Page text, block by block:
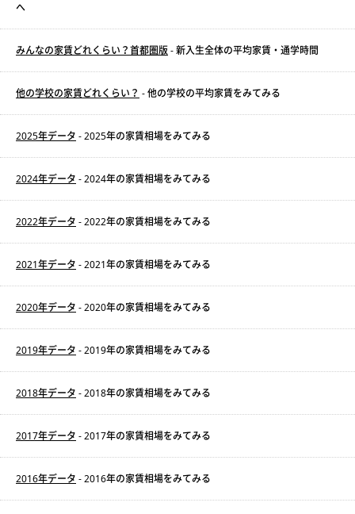
へ
みんなの家賃どれくらい？首都圏版- 新入生全体の平均家賃・通学時間
他の学校の家賃どれくらい？ - 他の学校の平均家賃をみてみる
2025年データ - 2025年の家賃相場をみてみる
2024年データ - 2024年の家賃相場をみてみる
2022年データ - 2022年の家賃相場をみてみる
2021年データ - 2021年の家賃相場をみてみる
2020年データ - 2020年の家賃相場をみてみる
2019年データ - 2019年の家賃相場をみてみる
2018年データ - 2018年の家賃相場をみてみる
2017年データ - 2017年の家賃相場をみてみる
2016年データ - 2016年の家賃相場をみてみる